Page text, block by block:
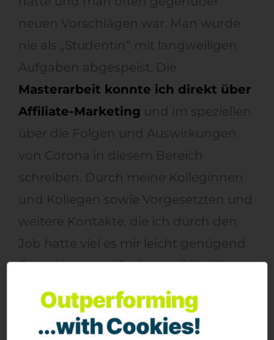
neuen Vorschlägen war. Man wurde
nie als „Studentin“ mit langweiligen
Aufgaben abgespeist. Die
Masterarbeit konnte ich direkt über
Affiliate-Marketing und im speziellen
über die Folgen und Auswirkungen
von Corona in diesem Bereich
schreiben. Durch meine Kolleginnen
und Kollegen sowie Vorgesetzten und
weitere Kontakte, die ich durch den
Job hatte viel es mir leicht genügend
Expert:innen zu finden und für die
Masterthesis zu befragen.
Wie ging es weiter?
Outperforming
...with Cookies!